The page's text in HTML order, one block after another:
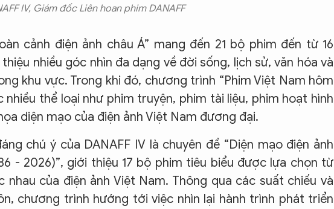
IV, Giám đốc Liên hoan phim DANAFF
cảnh điện ảnh châu Á” mang đến 21 bộ phim đến từ 16
nhiều góc nhìn đa dạng về đời sống, lịch sử, văn hóa và
khu vực. Trong khi đó, chương trình “Phim Việt Nam hôm
thể loại như phim truyện, phim tài liệu, phim hoạt hình
diện mạo của điện ảnh Việt Nam đương đại.
chú ý của DANAFF IV là chuyên đề “Diện mạo điện ảnh
- 2026)”, giới thiệu 17 bộ phim tiêu biểu được lựa chọn từ
nhau của điện ảnh Việt Nam. Thông qua các suất chiếu và
chương trình hướng tới việc nhìn lại hành trình phát triển